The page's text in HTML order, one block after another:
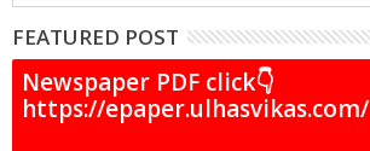
FEATURED POST
Newspaper PDF click👇
https://epaper.ulhasvikas.com/